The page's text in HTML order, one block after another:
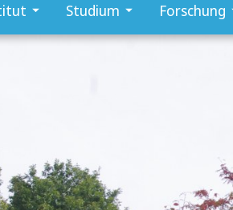
Studium Forschung